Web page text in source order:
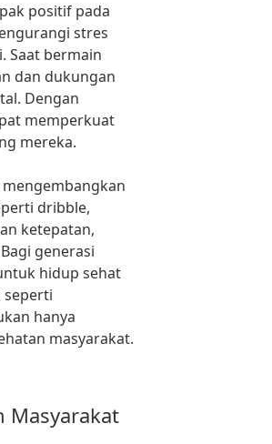
positif pada
stres
Saat bermain
dan dukungan
Dengan
memperkuat
mereka.
dribble,
ketepatan,
generasi
hidup sehat
seperti
hanya
masyarakat.
Masyarakat